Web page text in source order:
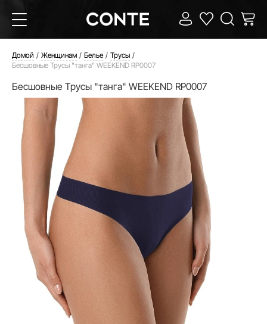
Домой Женщинам Белье
Трусы
Бесшовные Трусы "танга" WEEKEND RP0007
Бесшовные Трусы "танга" WEEKEND RP0007